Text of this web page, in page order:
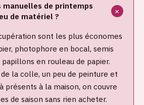
de printemps
de matériel ?
sont les plus économes
photophore en bocal, semis
en rouleau de papier.
de la colle, un peu de peinture et
présents à la maison, on couvre
de saison sans rien acheter.